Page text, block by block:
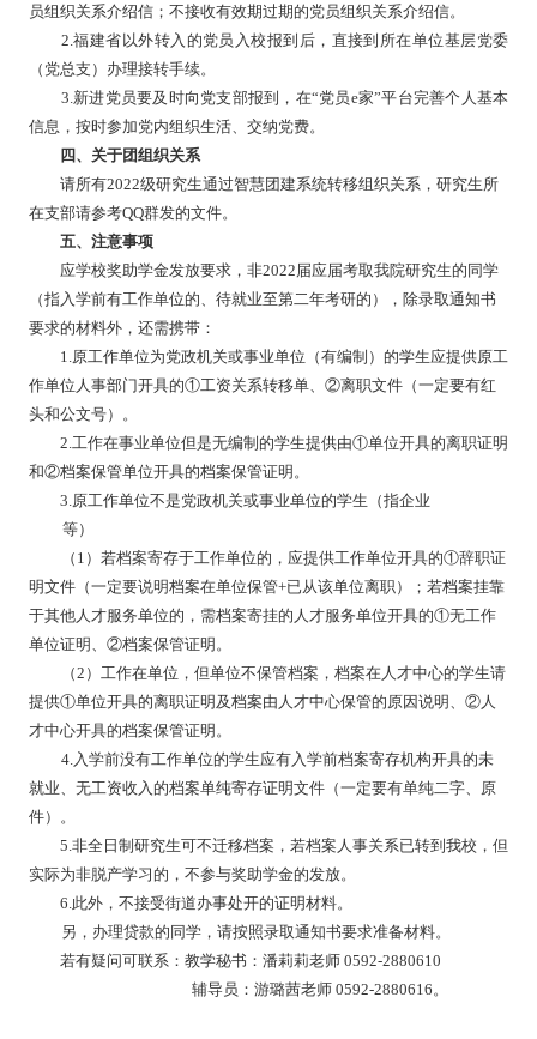
员组织关系介绍信；不接收有效期过期的党员组织关系介绍信。
2.福建省以外转入的党员入校报到后，直接到所在单位基层党委
（党总支）办理接转手续。
3.新进党员要及时向党支部报到，在“党员e家”平台完善个人基本
信息，按时参加党内组织生活、交纳党费。
四、关于团组织关系
请所有2022级研究生通过智慧团建系统转移组织关系，研究生所
在支部请参考QQ群发的文件。
五、注意事项
应学校奖助学金发放要求，非2022 届应届考取我院研究生的同学
（指入学前有工作单位的、待就业至第二年考研的），除录取通知书
要求的材料外，还需携带：
1. 原工作单位为党政机关或事业单位（有编制）的学生应提供原工
作单位人事部门开具的①工资关系转移单、②离职文件（一定要有红
头和公文号）。
2. 工作在事业单位但是无编制的学生提供由①单位开具的离职证明
和②档案保管单位开具的档案保管证明。
3. 原工作单位不是党政机关或事业单位的学生（指企业
等）
（ 1 ）若档案寄存于工作单位的，应提供工作单位开具的①辞职证
明文件（一定要说明档案在单位保管+已从该单位离职）；若档案挂靠
于其他人才服务单位的，需档案寄挂的人才服务单位开具的①无工作
单位证明、②档案保管证明。
（2 ）工作在单位，但单位不保管档案，档案在人才中心的学生请
提供①单位开具的离职证明及档案由人才中心保管的原因说明、②人
才中心开具的档案保管证明。
4. 入学前没有工作单位的学生应有入学前档案寄存机构开具的未
就业、无工资收入的档案单纯寄存证明文件（一定要有单纯二字、原
件）。
5. 非全日制研究生可不迁移档案，若档案人事关系已转到我校，但
实际为非脱产学习的，不参与奖助学金的发放。
6. 此外，不接受街道办事处开的证明材料。
另，办理贷款的同学，请按照录取通知书要求准备材料。
若有疑问可联系： 教学秘书 ：潘莉莉老师 0592-2880610
辅导员： 游璐茜老师 0592-2880616 。